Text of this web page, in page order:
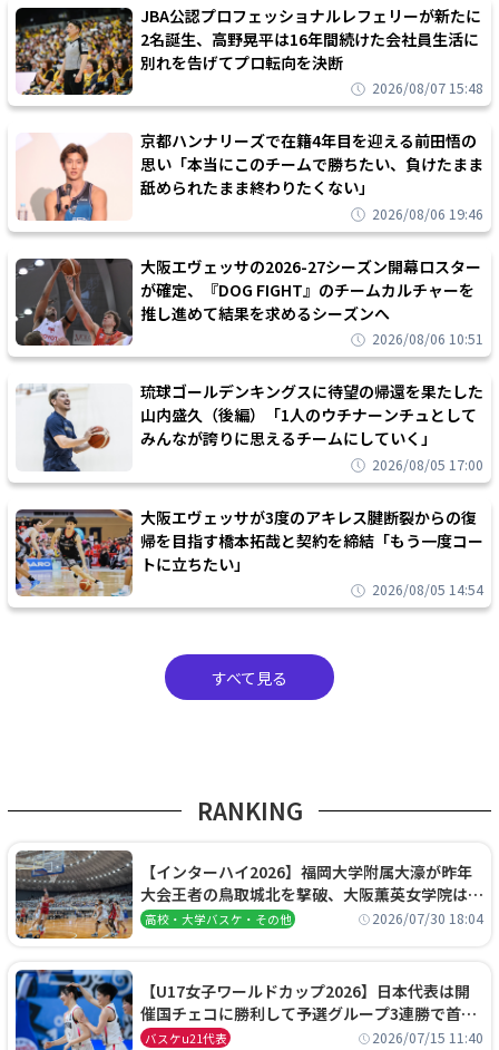
JBA公認プロフェッショナルレフェリーが新たに
2名誕生、高野晃平は16年間続けた会社員生活に
別れを告げてプロ転向を決断
2026/08/07 15:48
京都ハンナリーズで在籍4年目を迎える前田悟の
思い「本当にこのチームで勝ちたい、負けたまま
舐められたまま終わりたくない」
2026/08/06 19:46
大阪エヴェッサの2026-27シーズン開幕ロスター
が確定、『DOG FIGHT』のチームカルチャーを
推し進めて結果を求めるシーズンへ
2026/08/06 10:51
琉球ゴールデンキングスに待望の帰還を果たした
山内盛久（後編）「1人のウチナーンチュとして
みんなが誇りに思えるチームにしていく」
2026/08/05 17:00
大阪エヴェッサが3度のアキレス腱断裂からの復
帰を目指す橋本拓哉と契約を締結「もう一度コー
トに立ちたい」
2026/08/05 14:54
すべて見る
RANKING
【インターハイ2026】福岡大学附属大濠が昨年
大会王者の鳥取城北を撃破、大阪薫英女学院は岐
阜女子に完勝、大会3日目試合結果
高校・大学バスケ・その他 2026/07/30 18:04
【U17女子ワールドカップ2026】日本代表は開
催国チェコに勝利して予選グループ3連勝で首位
通過！準々決勝の相手はエジプトに決定
バスケu21代表 2026/07/15 11:40